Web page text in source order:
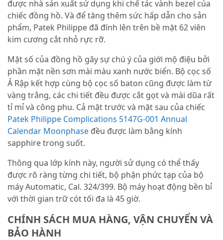
được nhà sản xuất sử dụng khi chế tác vành bezel của
chiếc đồng hồ. Và để tăng thêm sức hấp dẫn cho sản
phẩm, Patek Philippe đã đính lên trên bề mặt 62 viên
kim cương cắt nhỏ rực rỡ.
Mặt số của đồng hồ gây sự chú ý của giới mộ điệu bởi
phần mặt nền sơn mài màu xanh nước biển. Bộ cọc số
Ả Rập kết hợp cùng bộ cọc số baton cũng được làm từ
vàng trắng, các chi tiết đều được cắt gọt và mài dũa rất
tỉ mỉ và công phu. Cả mặt trước và mặt sau của chiếc
Patek Philippe Complications 5147G-001 Annual
Calendar Moonphase đều được làm bằng kính
sapphire trong suốt.
Thông qua lớp kính này, người sử dụng có thể thấy
được rõ ràng từng chi tiết, bộ phận phức tạp của bộ
máy Automatic, Cal. 324/399. Bộ máy hoạt động bền bỉ
với thời gian trữ cót tối đa là 45 giờ.
CHÍNH SÁCH MUA HÀNG, VẬN CHUYỂN VÀ
BẢO HÀNH